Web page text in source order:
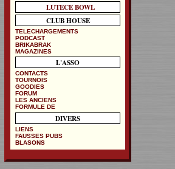
LUTECE BOWL
CLUB HOUSE
TELECHARGEMENTS
PODCAST
BRIKABRAK
MAGAZINES
L'ASSO
CONTACTS
TOURNOIS
GOODIES
FORUM
LES ANCIENS
FORMULE DE
DIVERS
LIENS
FAUSSES PUBS
BLASONS